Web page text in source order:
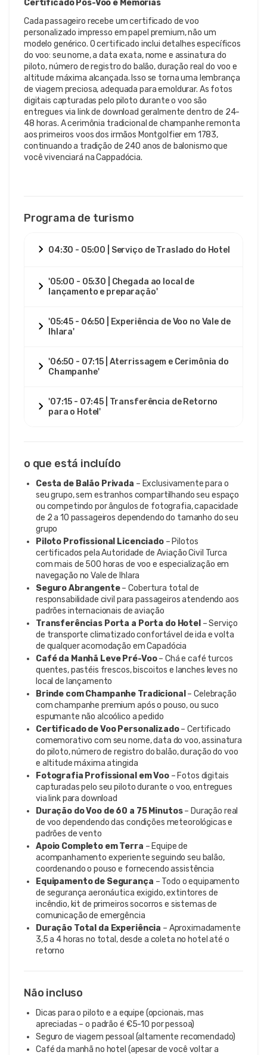
Certificado Pós-Voo e Memórias
Cada passageiro recebe um certificado de voo
personalizado impresso em papel premium, não um
modelo genérico. O certificado inclui detalhes específicos
do voo: seu nome, a data exata, nome e assinatura do
piloto, número de registro do balão, duração real do voo e
altitude máxima alcançada. Isso se torna uma lembrança
de viagem preciosa, adequada para emoldurar. As fotos
digitais capturadas pelo piloto durante o voo são
entregues via link de download geralmente dentro de 24-
48 horas. A cerimônia tradicional de champanhe remonta
aos primeiros voos dos irmãos Montgolfier em 1783,
continuando a tradição de 240 anos de balonismo que
você vivenciará na Cappadócia.
Programa de turismo
04:30 - 05:00 | Serviço de Traslado do Hotel
'05:00 - 05:30 | Chegada ao local de
lançamento e preparação'
'05:45 - 06:50 | Experiência de Voo no Vale de
Ihlara'
'06:50 - 07:15 | Aterrissagem e Cerimônia do
Champanhe'
'07:15 - 07:45 | Transferência de Retorno
para o Hotel'
o que está incluído
Cesta de Balão Privada – Exclusivamente para o
seu grupo, sem estranhos compartilhando seu espaço
ou competindo por ângulos de fotografia, capacidade
de 2 a 10 passageiros dependendo do tamanho do seu
grupo
Piloto Profissional Licenciado– Pilotos
certificados pela Autoridade de Aviação Civil Turca
com mais de 500 horas de voo e especialização em
navegação no Vale de Ihlara
Seguro Abrangente– Cobertura total de
responsabilidade civil para passageiros atendendo aos
padrões internacionais de aviação
Transferências Porta a Porta do Hotel – Serviço
de transporte climatizado confortável de ida e volta
de qualquer acomodação em Capadócia
Café da Manhã Leve Pré-Voo– Chá e café turcos
quentes, pastéis frescos, biscoitos e lanches leves no
local de lançamento
Brinde com Champanhe Tradicional – Celebração
com champanhe premium após o pouso, ou suco
espumante não alcoólico a pedido
Certificado de Voo Personalizado– Certificado
comemorativo com seu nome, data do voo, assinatura
do piloto, número de registro do balão, duração do voo
e altitude máxima atingida
Fotografia Profissional em Voo– Fotos digitais
capturadas pelo seu piloto durante o voo, entregues
via link para download
Duração do Voo de 60 a 75 Minutos– Duração real
de voo dependendo das condições meteorológicas e
padrões de vento
Apoio Completo em Terra – Equipe de
acompanhamento experiente seguindo seu balão,
coordenando o pouso e fornecendo assistência
Equipamento de Segurança – Todo o equipamento
de segurança aeronáutica exigido, extintores de
incêndio, kit de primeiros socorros e sistemas de
comunicação de emergência
Duração Total da Experiência – Aproximadamente
3,5 a 4 horas no total, desde a coleta no hotel até o
retorno
Não incluso
Dicas para o piloto e a equipe (opcionais, mas
apreciadas – o padrão é €5-10 por pessoa)
Seguro de viagem pessoal (altamente recomendado)
Café da manhã no hotel (apesar de você voltar a